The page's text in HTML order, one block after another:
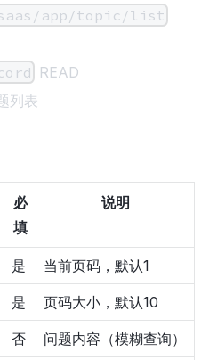
app/topic/list
READ
列表
必
填
说明
是 当前页码，默认1
是 页码大小，默认10
否 问题内容（模糊查询）